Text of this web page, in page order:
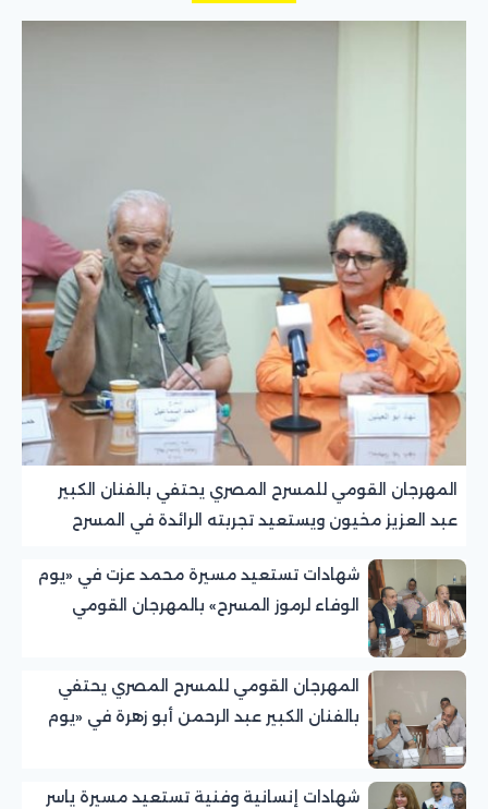
المهرجان القومي للمسرح المصري يحتفي بالفنان الكبير
عبد العزيز مخيون ويستعيد تجربته الرائدة في المسرح
شهادات تستعيد مسيرة محمد عزت في «يوم
الوفاء لرموز المسرح» بالمهرجان القومي
المهرجان القومي للمسرح المصري يحتفي
بالفنان الكبير عبد الرحمن أبو زهرة في «يوم
شهادات إنسانية وفنية تستعيد مسيرة ياسر